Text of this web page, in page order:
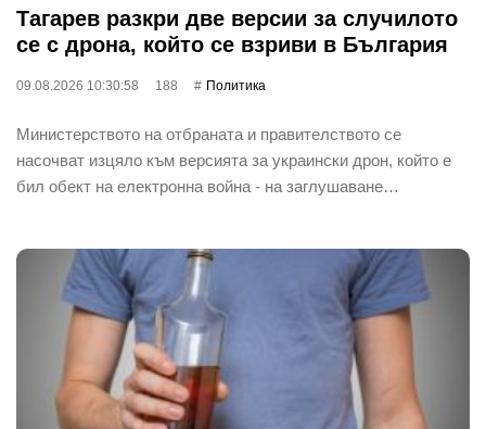
Тагарев разкри две версии за случилото
се с дрона, който се взриви в България
09.08.2026 10:30:58 188 Политика
Министерството на отбраната и правителството се
насочват изцяло към версията за украински дрон, който е
бил обект на електронна война - на заглушаване…